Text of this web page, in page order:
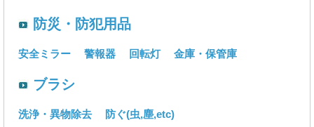
防災・防犯用品
安全ミラー 警報器 回転灯 金庫・保管庫
ブラシ
洗浄・異物除去 防ぐ(虫,塵,etc)